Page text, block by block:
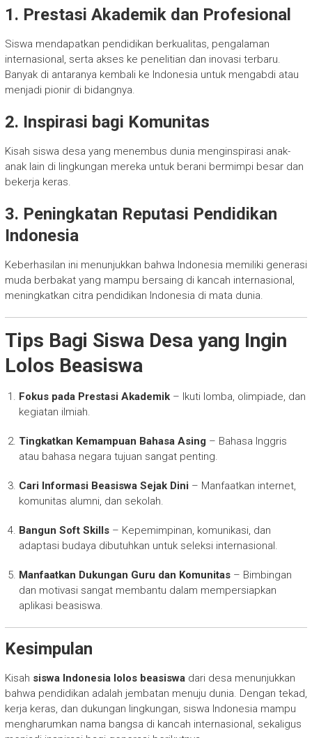
1. Prestasi Akademik dan Profesional
Siswa mendapatkan pendidikan berkualitas, pengalaman
internasional, serta akses ke penelitian dan inovasi terbaru.
Banyak di antaranya kembali ke Indonesia untuk mengabdi atau
menjadi pionir di bidangnya.
2. Inspirasi bagi Komunitas
Kisah siswa desa yang menembus dunia menginspirasi anak-
anak lain di lingkungan mereka untuk berani bermimpi besar dan
bekerja keras.
3. Peningkatan Reputasi Pendidikan
Indonesia
Keberhasilan ini menunjukkan bahwa Indonesia memiliki generasi
muda berbakat yang mampu bersaing di kancah internasional,
meningkatkan citra pendidikan Indonesia di mata dunia.
Tips Bagi Siswa Desa yang Ingin
Lolos Beasiswa
Fokus pada Prestasi Akademik– Ikuti lomba, olimpiade, dan
kegiatan ilmiah.
Tingkatkan Kemampuan Bahasa Asing – Bahasa Inggris
atau bahasa negara tujuan sangat penting.
Cari Informasi Beasiswa Sejak Dini – Manfaatkan internet,
komunitas alumni, dan sekolah.
Bangun Soft Skills– Kepemimpinan, komunikasi, dan
adaptasi budaya dibutuhkan untuk seleksi internasional.
Manfaatkan Dukungan Guru dan Komunitas– Bimbingan
dan motivasi sangat membantu dalam mempersiapkan
aplikasi beasiswa.
Kesimpulan
Kisah siswa Indonesia lolos beasiswadari desa menunjukkan
bahwa pendidikan adalah jembatan menuju dunia. Dengan tekad,
kerja keras, dan dukungan lingkungan, siswa Indonesia mampu
mengharumkan nama bangsa di kancah internasional, sekaligus